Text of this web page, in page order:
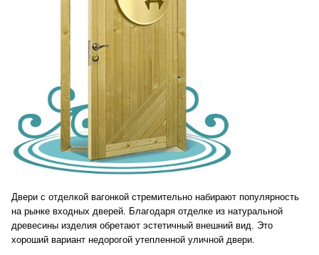
Двери с отделкой вагонкой стремительно набирают популярность
на рынке входных дверей. Благодаря отделке из натуральной
древесины изделия обретают эстетичный внешний вид. Это
хороший вариант недорогой утепленной уличной двери.